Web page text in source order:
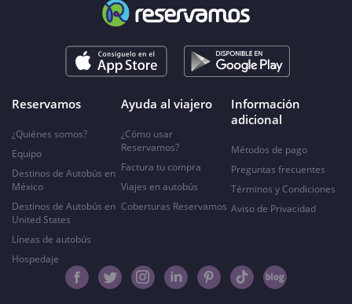
Reservamos
¿Quiénes somos?
Equipo
Destinos de Autobús en
México
Destinos de Autobús en
United States
Líneas de autobús
Hospedaje
Ayuda al viajero
¿Cómo usar
Reservamos?
Factura tu compra
Viajes en autobús
Coberturas Reservamos
Información
adicional
Métodos de pago
Preguntas frecuentes
Términos y Condiciones
Aviso de Privacidad